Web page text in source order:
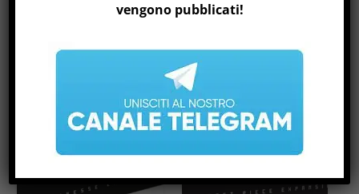
vengono pubblicati!